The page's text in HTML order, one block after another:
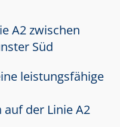
A2 zwischen
Süd
leistungsfähige
der Linie A2